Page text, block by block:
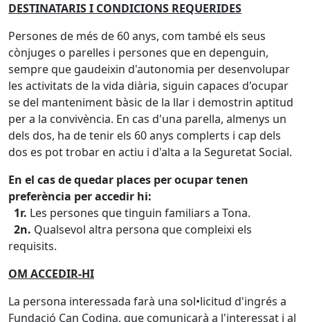
DESTINATARIS I CONDICIONS REQUERIDES
Persones de més de 60 anys, com també els seus
cònjuges o parelles i persones que en depenguin,
sempre que gaudeixin d'autonomia per desenvolupar
les activitats de la vida diària, siguin capaces d'ocupar
se del manteniment bàsic de la llar i demostrin aptitud
per a la convivència. En cas d'una parella, almenys un
dels dos, ha de tenir els 60 anys complerts i cap dels
dos es pot trobar en actiu i d'alta a la Seguretat Social.
En el cas de quedar places per ocupar tenen
preferència per accedir hi:
1r. Les persones que tinguin familiars a Tona.
2n. Qualsevol altra persona que compleixi els
requisits.
OM ACCEDIR-HI
La persona interessada farà una sol•licitud d'ingrés a
Fundació Can Codina, que comunicarà a l'interessat i al